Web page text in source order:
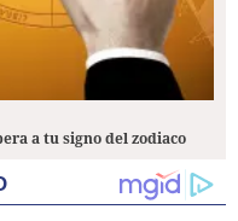
a tu signo del zodiaco